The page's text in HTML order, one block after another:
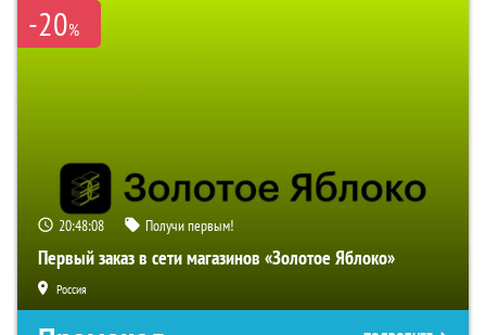
-20%
20:48:08 Получи первым!
Первый заказ в сети магазинов «Золотое Яблоко»
Россия